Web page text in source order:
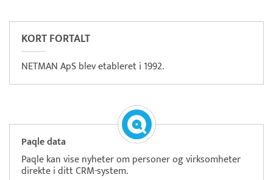
KORT FORTALT
NETMAN ApS blev etableret i 1992.
Paqle data
Paqle kan vise nyheter om personer og virksomheter
direkte i ditt CRM-system.